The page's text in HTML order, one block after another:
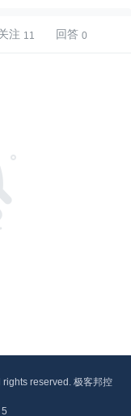
注 回答
reserved. 极客邦控